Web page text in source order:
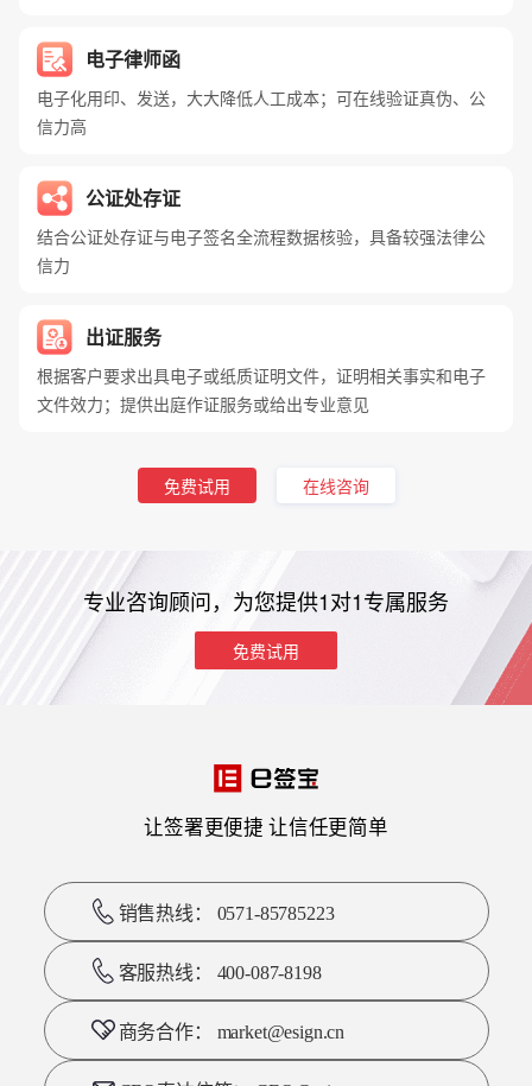
电子律师函
电子化用印、发送，大大降低人工成本；可在线验证真伪、公
信力高
公证处存证
结合公证处存证与电子签名全流程数据核验，具备较强法律公
信力
出证服务
根据客户要求出具电子或纸质证明文件，证明相关事实和电子
文件效力；提供出庭作证服务或给出专业意见
免费试用 在线咨询
专业咨询顾问，为您提供1对1专属服务
免费试用
让签署更便捷 让信任更简单
销售热线： 0571-85785223
客服热线： 400-087-8198
商务合作： market@esign.cn